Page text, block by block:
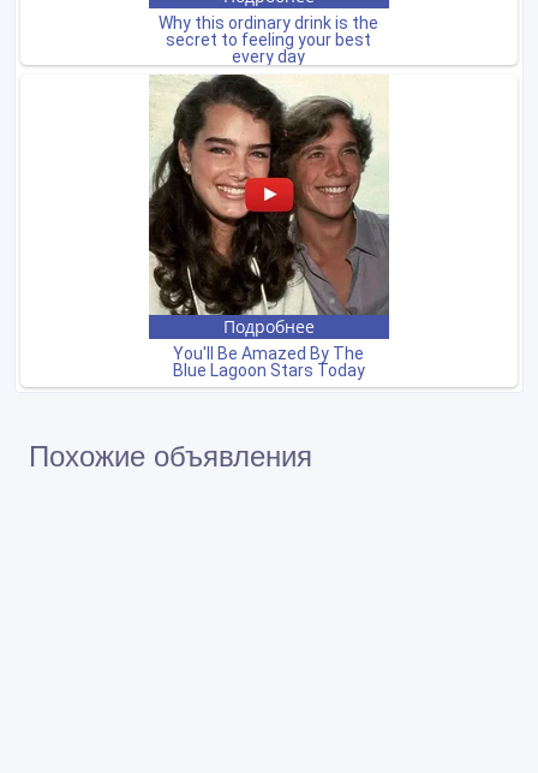
Похожие объявления